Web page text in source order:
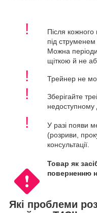
!
Після
під струменем
Можна
щіткою й не
! Трейнер не
!
Зберігайте
недоступному
!
У разі появи
(розриви,
консультації.
Товар як
поверненню
Які проблеми